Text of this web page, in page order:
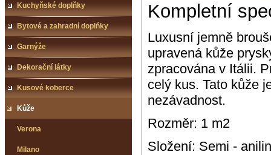
Kuchyňské doplňky
Bytové a zahradní doplňky
Garnýže
Dekorační látky
Kusové koberce
Kůže
Verona
Milano
Kompletní
Luxusní jemně
upravená kůže
zpracována v Itálii.
celý kus. Tato kůže
nezávadnost.
Rozměr: 1 m2
Složení: Semi -